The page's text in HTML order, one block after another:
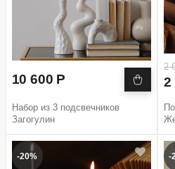
10 600 Р
Набор из 3 подсвечников
Загогулин
-20%
2
2
-